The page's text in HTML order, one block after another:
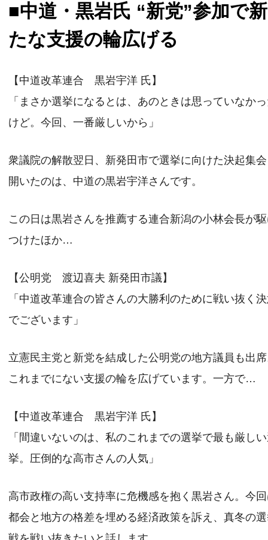
■中道・黒岩氏 “新党”参加で新
たな支援の輪広げる
【中道改革連合 黒岩宇洋 氏】
「まさか選挙になるとは、あのときは思っていなか
けど。今回、一番厳しいから」
衆議院の解散翌日、新発田市で選挙に向けた決起集
開いたのは、中道の黒岩宇洋さんです。
この日は黒岩さんを推薦する連合新潟の小林会長が
つけたほか…
【公明党 渡辺喜夫 新発田市議】
「中道改革連合の皆さんの大勝利のために戦い抜く
でございます」
立憲民主党と新党を結成した公明党の地方議員も出
これまでにない支援の輪を広げています。一方で…
【中道改革連合 黒岩宇洋 氏】
「間違いないのは、私のこれまでの選挙で最も厳し
挙。圧倒的な高市さんの人気」
高市政権の高い支持率に危機感を抱く黒岩さん。今
都会と地方の格差を埋める経済政策を訴え、真冬の